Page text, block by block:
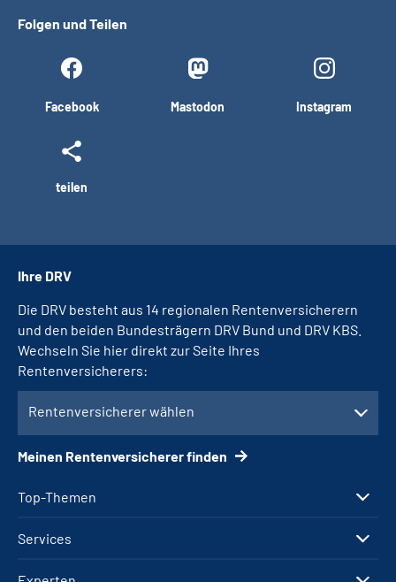
Folgen und Teilen
Facebook Mastodon Instagram
teilen
Top-Themen
Services
Ihre DRV
Die DRV besteht aus 14 regionalen Rentenversicherern
und den beiden Bundesträgern DRV Bund und DRV KBS.
Wechseln Sie hier direkt zur Seite Ihres
Rentenversicherers:
Rentenversicherer wählen
Meinen Rentenversicherer finden